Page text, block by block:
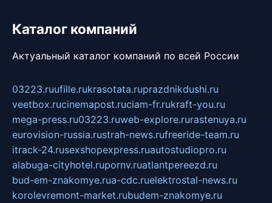
Каталог компаний
Актуальный каталог компаний по всей России
03223.ruufille.rukrasotata.ruprazdnikdushi.ru
veetbox.rucinemapost.ruciam-fr.rukraft-you.ru
mega-press.ru03223.ruweb-explore.rurastenuya.ru
eurovision-russia.rustrah-news.rufreeride-team.ru
itrack-24.rusexshopexpress.ruautostudiopro.ru
alabuga-cityhotel.rupornv.ruatlantpereezd.ru
bud-em-znakomye.rua-cdc.ruelektrostal-news.ru
korolevremont-market.rubudem-znakomye.ru